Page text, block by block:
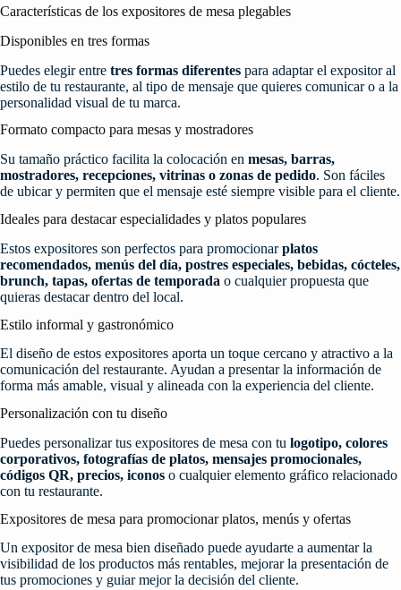
Características de los expositores de mesa plegables
Disponibles en tres formas
Puedes elegir entre tres formas diferentes para adaptar el expositor al
estilo de tu restaurante, al tipo de mensaje que quieres comunicar o a la
personalidad visual de tu marca.
Formato compacto para mesas y mostradores
Su tamaño práctico facilita la colocación en mesas, barras,
mostradores, recepciones, vitrinas o zonas de pedido. Son fáciles
de ubicar y permiten que el mensaje esté siempre visible para el cliente.
Ideales para destacar especialidades y platos populares
Estos expositores son perfectos para promocionarplatos
recomendados, menús del día, postres especiales, bebidas, cócteles,
brunch, tapas, ofertas de temporada o cualquier propuesta que
quieras destacar dentro del local.
Estilo informal y gastronómico
El diseño de estos expositores aporta un toque cercano y atractivo a la
comunicación del restaurante. Ayudan a presentar la información de
forma más amable, visual y alineada con la experiencia del cliente.
Personalización con tu diseño
Puedes personalizar tus expositores de mesa con tu logotipo, colores
corporativos, fotografías de platos, mensajes promocionales,
códigos QR, precios, iconos o cualquier elemento gráfico relacionado
con tu restaurante.
Expositores de mesa para promocionar platos, menús y ofertas
Un expositor de mesa bien diseñado puede ayudarte a aumentar la
visibilidad de los productos más rentables, mejorar la presentación de
tus promociones y guiar mejor la decisión del cliente.